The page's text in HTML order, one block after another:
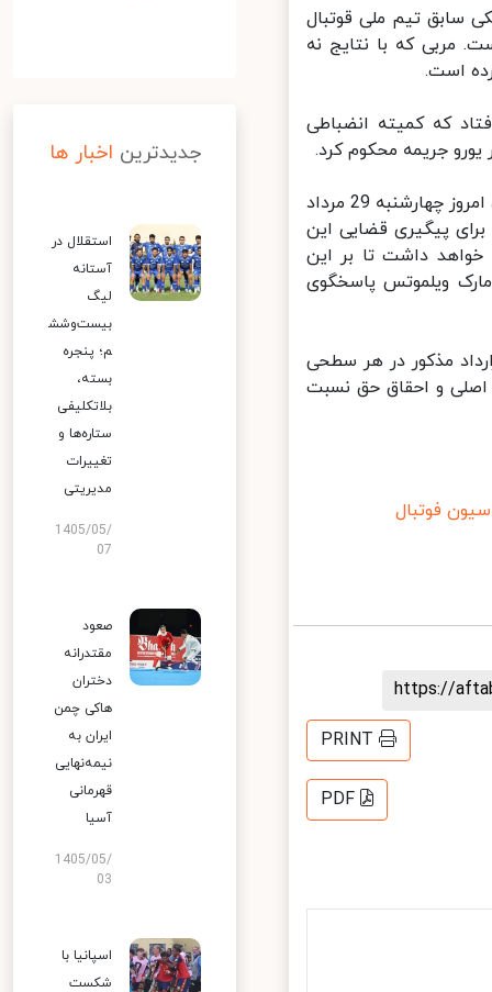
سابق تیم ملی قوتبال
است. مربی که با نتایج نه
است.
که کمیته انضباطی
نهادهای نظارتی که پیش از این به موضوع قرارداد ویلموتس ورود کرده بودند، امروز چهارشنبه 29 مرداد
پیگیری قضایی این
داشت تا بر این
ویلموتس پاسخگوی
مذکور در هر سطحی
و احقاق حق نسبت
فوتبال
https://
PRINT
PDF
جدیدترین اخبار ها
استقلال در
آستانه
لیگ
بیست‌وشش
م؛ پنجره
بسته،
بلاتکلیفی
ستاره‌ها و
تغییرات
مدیریتی
1405/05/
07
صعود
مقتدرانه
دختران
هاکی چمن
ایران به
نیمه‌نهایی
قهرمانی
آسیا
1405/05/
03
اسپانیا با
شکست